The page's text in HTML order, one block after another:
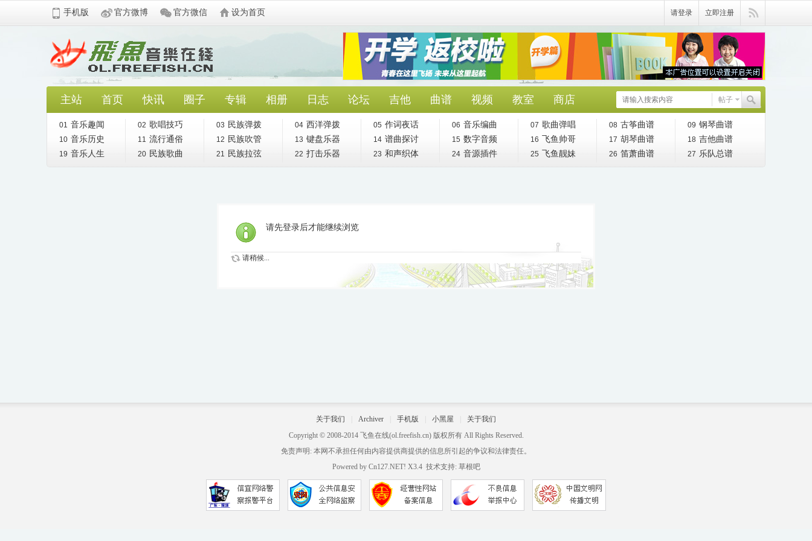
手机版 官方微博 官方微信 设为首页 请登录 立即注册
帖子
主站 首页 快讯 圈子 专辑 相册 日志 论坛 吉他 曲谱 视频 教室 商店
01 音乐趣闻 02 歌唱技巧 03 民族弹拨 04 西洋弹拨 05 作词夜话 06 音乐编曲 07 歌曲弹唱 08 古筝曲谱 09 钢琴曲谱
10 音乐历史 11 流行通俗 12 民族吹管 13 键盘乐器 14 谱曲探讨 15 数字音频 16 飞鱼帅哥 17 胡琴曲谱 18 吉他曲谱
19 音乐人生 20 民族歌曲 21 民族拉弦 22 打击乐器 23 和声织体 24 音源插件 25 飞鱼靓妹 26 笛萧曲谱 27 乐队总谱
请先登录后才能继续浏览
请稍候...
关于我们 Archiver 手机版 小黑屋
关于我们
Copyright © 2008-2014 飞鱼在线(ol.freefish.cn) 版权所有 All Rights Reserved.
免责声明: 本网不承担任何由内容提供商提供的信息所引起的争议和法律责任。
Powered by Cn127.NET! X3.4 技术支持: 草根吧